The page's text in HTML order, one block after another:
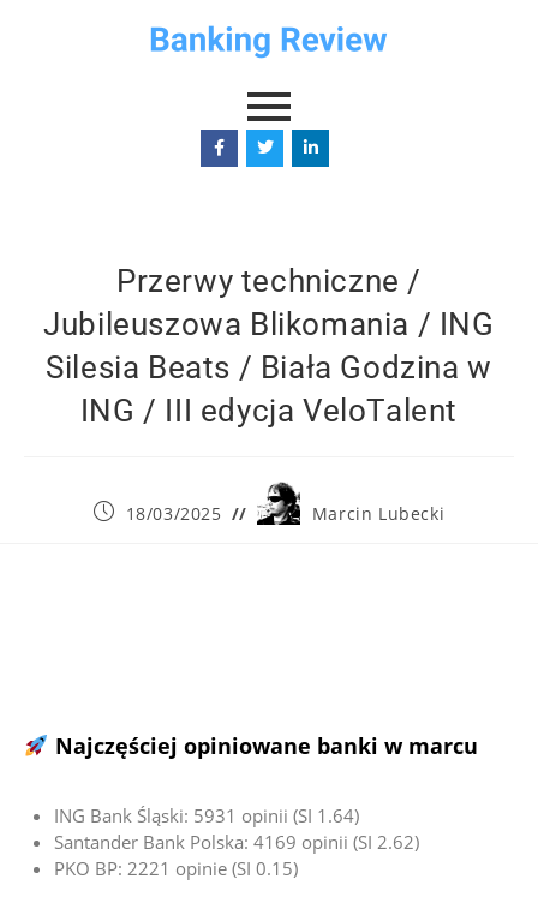
Przerwy techniczne /
Jubileuszowa Blikomania / ING
Silesia Beats / Biała Godzina w
ING / III edycja VeloTalent
18/03/2025 Marcin Lubecki
Najczęściej opiniowane banki w marcu
ING Bank Śląski: 5931 opinii (SI 1.64)
Santander Bank Polska: 4169 opinii (SI 2.62)
PKO BP: 2221 opinie (SI 0.15)